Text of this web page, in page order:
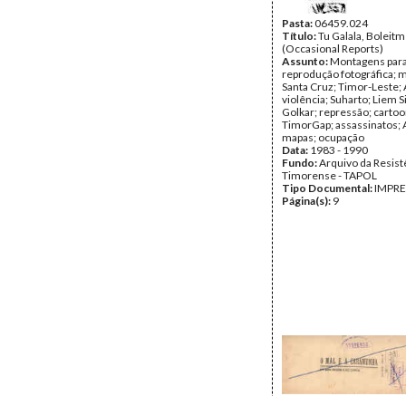
Pasta:06459.024
Título:Tu Galala,
(Occasional Reports)
Assunto:Montagens
reprodução fotográfica;
Santa Cruz; Timor-Leste;
violência; Suharto; Liem
Golkar; repressão;
TimorGap; assassinatos;
mapas; ocupação
Data: 1983 - 1990
Fundo:Arquivo da
Timorense - TAPOL
Tipo Documental:
Página(s): 9